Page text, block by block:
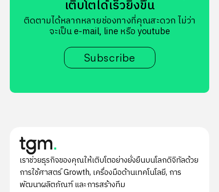
เติบโตได้เร็วยิ่งขึ้น
ติดตามได้หลากหลายช่องทางที่คุณสะดวก ไม่ว่า
จะเป็น e-mail, line หรือ youtube
Subscribe
เราช่วยธุรกิจของคุณให้เติบโตอย่างยั่งยืนบนโลกดิจิทัลด้วย
การใช้ศาสตร์ Growth, เครื่องมือด้านเทคโนโลยี, การ
พัฒนาผลิตภัณฑ์ และการสร้างทีม